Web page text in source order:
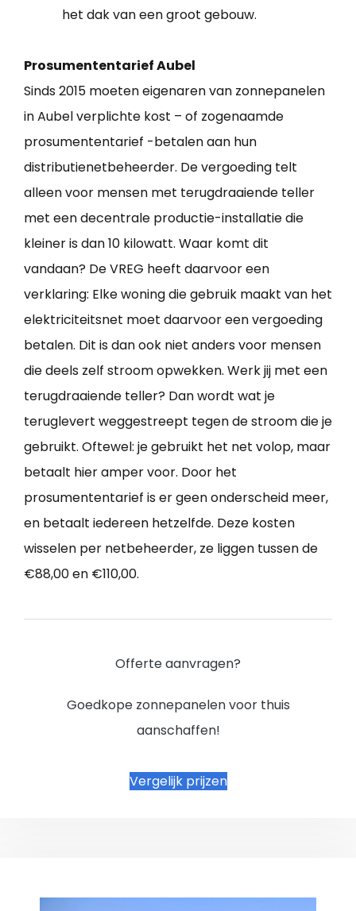
het dak van een groot gebouw.
Prosumententarief Aubel
Sinds 2015 moeten eigenaren van zonnepanelen
in Aubel verplichte kost – of zogenaamde
prosumententarief -betalen aan hun
distributienetbeheerder. De vergoeding telt
alleen voor mensen met terugdraaiende teller
met een decentrale productie-installatie die
kleiner is dan 10 kilowatt. Waar komt dit
vandaan? De VREG heeft daarvoor een
verklaring: Elke woning die gebruik maakt van het
elektriciteitsnet moet daarvoor een vergoeding
betalen. Dit is dan ook niet anders voor mensen
die deels zelf stroom opwekken. Werk jij met een
terugdraaiende teller? Dan wordt wat je
teruglevert weggestreept tegen de stroom die je
gebruikt. Oftewel: je gebruikt het net volop, maar
betaalt hier amper voor. Door het
prosumententarief is er geen onderscheid meer,
en betaalt iedereen hetzelfde. Deze kosten
wisselen per netbeheerder, ze liggen tussen de
€88,00 en €110,00.
Offerte aanvragen?
Goedkope zonnepanelen voor thuis
aanschaffen!
Vergelijk prijzen